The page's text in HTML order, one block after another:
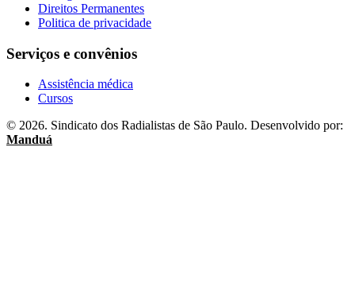
Direitos Permanentes
Politica de privacidade
Serviços e convênios
Assistência médica
Cursos
© 2026. Sindicato dos Radialistas de São Paulo. Desenvolvido por:
Manduá